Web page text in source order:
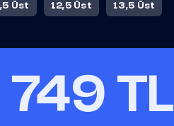
Üst 12,5 Üst 13,5 Üst
749 TL